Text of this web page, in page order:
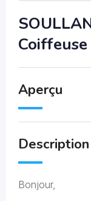
Aperçu
Description
Bonjour,